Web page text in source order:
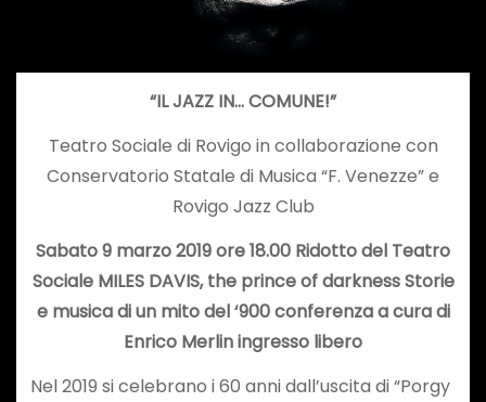
“IL JAZZ IN… COMUNE!”
Teatro Sociale di Rovigo in collaborazione con
Conservatorio Statale di Musica “F. Venezze” e
Rovigo Jazz Club
Sabato 9 marzo 2019 ore 18.00 Ridotto del Teatro
Sociale MILES DAVIS, the prince of darkness Storie
e musica di un mito del ‘900 conferenza a cura di
Enrico Merliningresso libero
Nel 2019 si celebrano i 60 anni dall’uscita di “Porgy